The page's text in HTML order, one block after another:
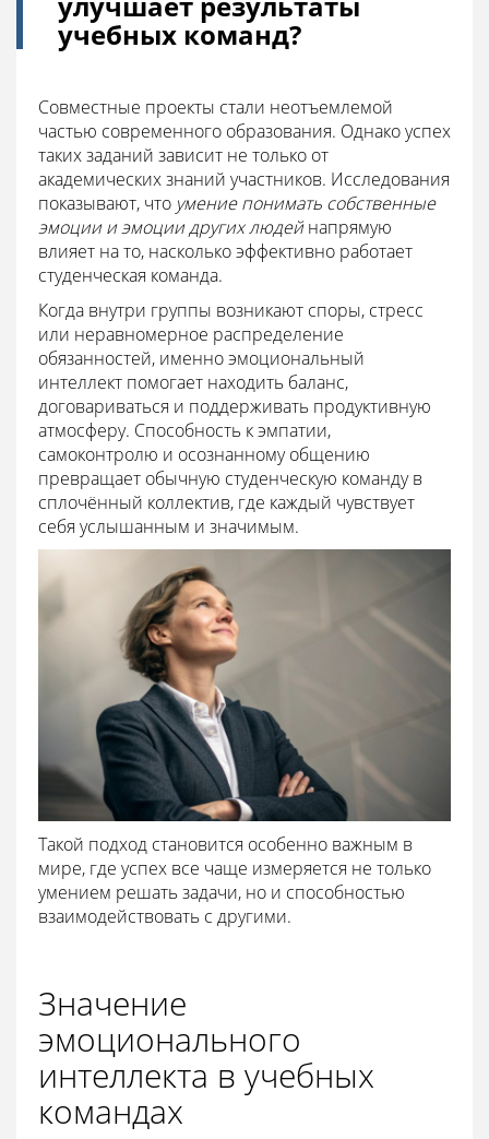
учебных команд?
Совместные проекты стали неотъемлемой
частью современного образования. Однако успех
таких заданий зависит не только от
академических знаний участников. Исследования
показывают, что умение понимать собственные
эмоции и эмоции других людейнапрямую
влияет на то, насколько эффективно работает
студенческая команда.
Когда внутри группы возникают споры, стресс
или неравномерное распределение
обязанностей, именно эмоциональный
интеллект помогает находить баланс,
договариваться и поддерживать продуктивную
атмосферу. Способность к эмпатии,
самоконтролю и осознанному общению
превращает обычную студенческую команду в
сплочённый коллектив, где каждый чувствует
себя услышанным и значимым.
Такой подход становится особенно важным в
мире, где успех все чаще измеряется не только
умением решать задачи, но и способностью
взаимодействовать с другими.
Значение
эмоционального
интеллекта в учебных
командах